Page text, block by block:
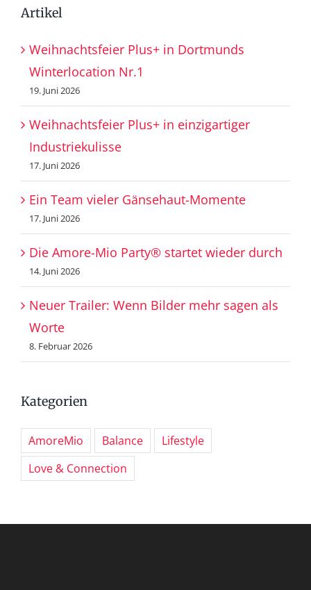
Artikel
Weihnachtsfeier Plus+ in Dortmunds
Winterlocation Nr.1
19. Juni 2026
Weihnachtsfeier Plus+ in einzigartiger
Industriekulisse
17. Juni 2026
Ein Team vieler Gänsehaut-Momente
17. Juni 2026
Die Amore-Mio Party® startet wieder durch
14. Juni 2026
Neuer Trailer: Wenn Bilder mehr sagen als
Worte
8. Februar 2026
Kategorien
AmoreMio Balance
Lifestyle
Love & Connection